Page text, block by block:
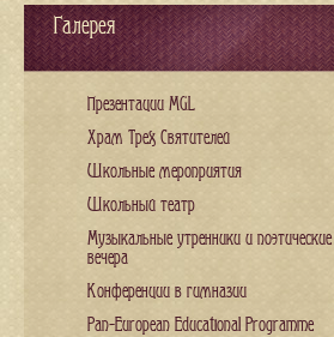
Галерея
Презентации MGL
Храм Трех Святителей
Школьные мероприятия
Школьный театр
Музыкальные утренники и поэтические
вечера
Конференции в гимназии
Pan-European Educational Programme